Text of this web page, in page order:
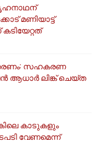
മണിയാട്ട്
സഹകരണ
ആധാർ‌ ലിങ്ക് ചെയ്ത
കാടുകളും
വേണമെന്ന്